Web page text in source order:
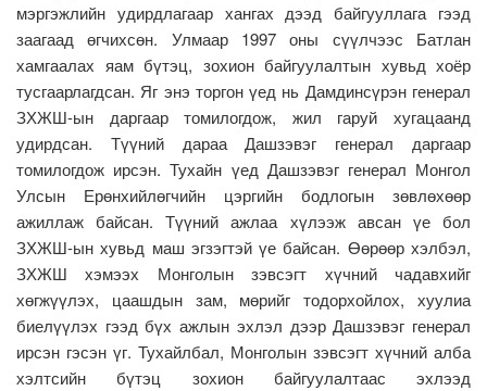
мэргэжлийн удирдлагаар хангах дээд байгууллага гээд
заагаад өгчихсөн. Улмаар 1997 оны сүүлчээс Батлан
хамгаалах яам бүтэц, зохион байгуулалтын хувьд хоёр
тусгаарлагдсан. Яг энэ торгон үед нь Дамдинсүрэн генерал
ЗХЖШ-ын даргаар томилогдож, жил гаруй хугацаанд
удирдсан. Түүний дараа Дашзэвэг генерал даргаар
томилогдож ирсэн. Тухайн үед Дашзэвэг генерал Монгол
Улсын Ерөнхийлөгчийн цэргийн бодлогын зөвлөхөөр
ажиллаж байсан. Түүний ажлаа хүлээж авсан үе бол
ЗХЖШ-ын хувьд маш эгзэгтэй үе байсан. Өөрөөр хэлбэл,
ЗХЖШ хэмээх Монголын зэвсэгт хүчний чадавхийг
хөгжүүлэх, цаашдын зам, мөрийг тодорхойлох, хуулиа
биелүүлэх гээд бүх ажлын эхлэл дээр Дашзэвэг генерал
ирсэн гэсэн үг. Тухайлбал, Монголын зэвсэгт хүчний алба
хэлтсийн бүтэц зохион байгуулалтаас эхлээд